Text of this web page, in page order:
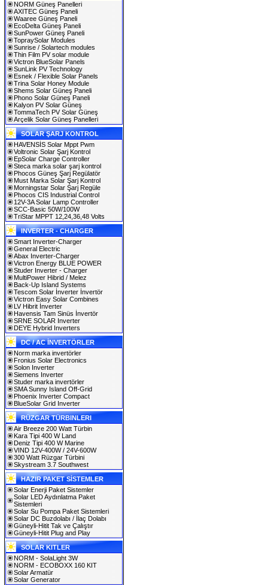
NORM Güneş Panelleri
AXITEC Güneş Paneli
Waaree Güneş Paneli
EcoDelta Güneş Paneli
SunPower Güneş Paneli
TopraySolar Modules
Sunrise / Solartech modules
Thin Film PV solar module
Victron BlueSolar Panels
SunLink PV Technology
Esnek / Flexible Solar Panels
Trina Solar Honey Module
Shems Solar Güneş Paneli
Phono Solar Güneş Paneli
Kalyon PV Solar Güneş
TommaTech PV Solar Güneş
Arçelik Solar Güneş Panelleri
SOLAR ŞARJ KONTROL
HAVENSİS Solar Mppt Pwm
Voltronic Solar Şarj Kontrol
EpSolar Charge Controller
Steca marka solar şarj kontrol
Phocos Güneş Şarj Regülatör
Must Marka Solar Şarj Kontrol
Morningstar Solar Şarj Regüle
Phocos CIS Industrial Control
12V-3A Solar Lamp Controller
SCC-Basic 50W/100W
TriStar MPPT 12,24,36,48 Volts
INVERTER - CHARGER
Smart Inverter-Charger
General Electric
Abax Inverter-Charger
Victron Energy BLUE POWER
Studer Inverter - Charger
MultiPower Hibrid / Melez
Back-Up Island Systems
Tescom Solar İnverter İnvertör
Victron Easy Solar Combines
LV Hibrit İnverter
Havensis Tam Sinüs İnvertör
SRNE SOLAR Inverter
DEYE Hybrid Inverters
DC / AC İNVERTÖRLER
Norm marka invertörler
Fronius Solar Electronics
Solon Inverter
Siemens Inverter
Studer marka invertörler
SMA Sunny Island Off-Grid
Phoenix Inverter Compact
BlueSolar Grid Inverter
RÜZGAR TÜRBINLERI
Air Breeze 200 Watt Türbin
Kara Tipi 400 W Land
Deniz Tipi 400 W Marine
VIND 12V-400W / 24V-600W
300 Watt Rüzgar Türbini
Skystream 3.7 Southwest
HAZIR PAKET SİSTEMLER
Solar Enerji Paket Sistemler
Solar LED Aydınlatma Paket
Sistemleri
Solar Su Pompa Paket Sistemleri
Solar DC Buzdolabı / İlaç Dolabı
Güneyli-Hitit Tak ve Çalıştır
Güneyli-Hitit Plug and Play
SOLAR KITLER
NORM - SolaLight 3W
NORM - ECOBOXX 160 KIT
Solar Armatür
Solar Generator